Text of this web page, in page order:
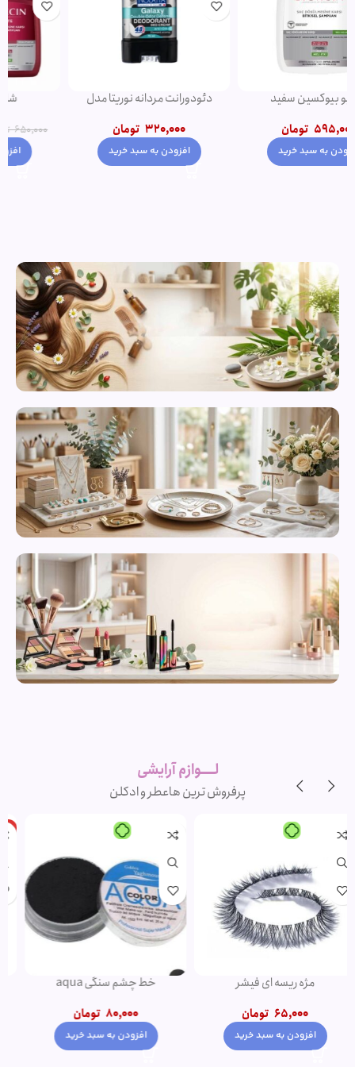
دئودورانت مردانه نوریتا مدل
320,000
افزودن به سبد خرید
شامپو فورت اصل
650,000 تومان تومان
افزودن به سبد خرید
محصولات
مراقبت از
پوست
برندلــــوازم آرایشی
پرفروش ترین هاعطر و ادکلن
پنکک مهرونا
350,000 تومان 345,000
انتخاب گزینه ها
کرم پودر پمپی دتوکس نوت | پوشش
1,500,000 تومان
1,200,000 تومان
انتخاب گزینه ها